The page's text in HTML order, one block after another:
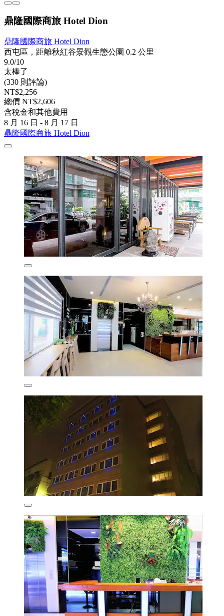
鼎隆國際商旅 Hotel Dion
鼎隆國際商旅 Hotel Dion
西屯區，距離秋紅谷景觀生態公園 0.2 公里
9.0/10
太棒了
(330 則評論)
NT$2,256
總價 NT$2,606
含稅金和其他費用
8 月 16 日 - 8 月 17 日
鼎隆國際商旅 Hotel Dion